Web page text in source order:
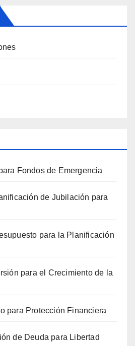
Fondos de Emergencia
de Jubilación para
para la Planificación
para el Crecimiento de la
para Protección Financiera
de Deuda para Libertad